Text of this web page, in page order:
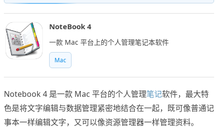
NoteBook 4
一款 Mac 平台上的个人管理笔记本软件
Mac
Notebook 4 是一款 Mac 平台的个人管理笔记软件，最大特
色是将文字编辑与数据管理紧密地结合在一起，既可像普通记
事本一样编辑文字，又可以像资源管理器一样管理资料。